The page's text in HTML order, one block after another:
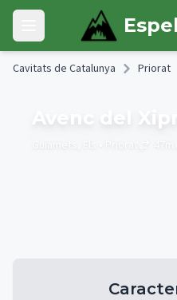
Skip to main content
Open main menu
Cavitats de Catalunya Priorat
Avenc del